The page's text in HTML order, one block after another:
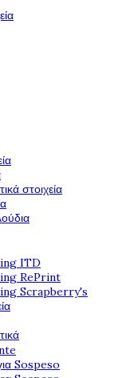
στοιχεία
ITD
RePrint
Scrapberry's
Sospeso